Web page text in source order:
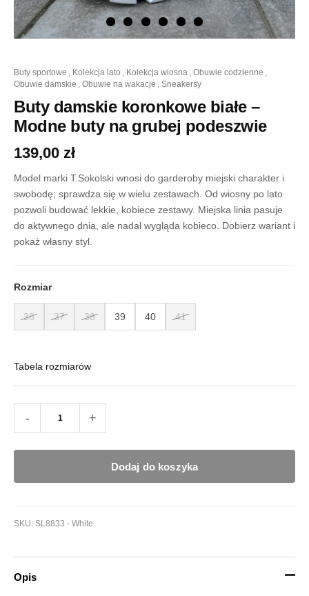
buty sportowe , kolekcja lato , kolekcja wiosna , obuwie codzienne ,
obuwie damskie , obuwie na wakacje , sneakersy
Buty damskie koronkowe białe –
Modne buty na grubej podeszwie
139,00 zł
Model marki T.Sokolski wnosi do garderoby miejski charakter i
swobodę; sprawdza się w wielu zestawach. Od wiosny po lato
pozwoli budować lekkie, kobiece zestawy. Miejska linia pasuje
do aktywnego dnia, ale nadal wygląda kobieco. Dobierz wariant i
pokaż własny styl.
Rozmiar
36 37 38 39 40 41
Tabela rozmiarów
-
Buty
damskie
koronkowe
białe
buty
grubej
podeszwie
+
Dodaj do koszyka
SKU: SL8833 - White
Opis